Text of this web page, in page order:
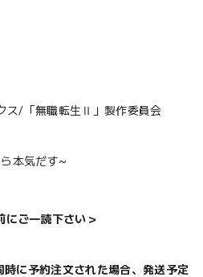
ス/「無職転生Ⅱ」製作委員会
本気だす~
にご一読下さい＞
時に予約注文された場合、発送予定